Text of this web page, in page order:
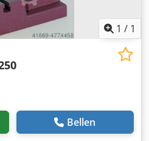
1 / 1
Bellen